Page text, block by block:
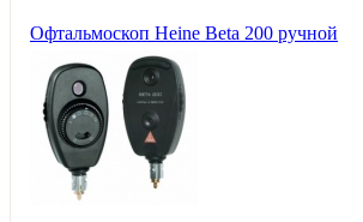
Офтальмоскоп Heine Beta 200 ручной